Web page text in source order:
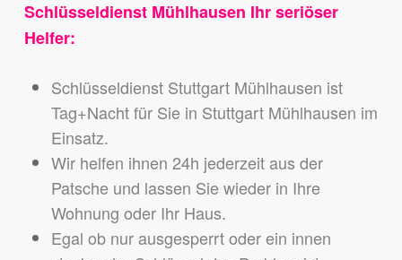
Schlüsseldienst Mühlhausen Ihr seriöser
Helfer:
Schlüsseldienst Stuttgart Mühlhausen ist
Tag+Nacht für Sie in Stuttgart Mühlhausen im
Einsatz.
Wir helfen ihnen 24h jederzeit aus der
Patsche und lassen Sie wieder in Ihre
Wohnung oder Ihr Haus.
Egal ob nur ausgesperrt oder ein innen